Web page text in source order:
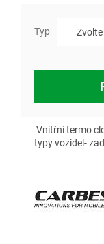
Typ
Vnitřní termo
typy vozidel-